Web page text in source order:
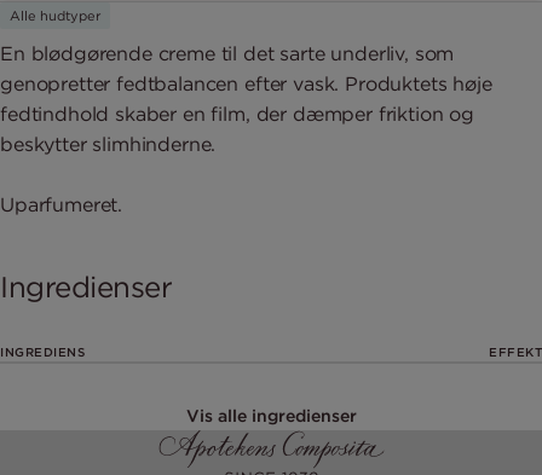
Alle hudtyper
En blødgørende creme til det sarte underliv, som
genopretter fedtbalancen efter vask. Produktets høje
fedtindhold skaber en film, der dæmper friktion og
beskytter slimhinderne.
Uparfumeret.
Ingredienser
INGREDIENS EFFEKT
Vis alle ingredienser